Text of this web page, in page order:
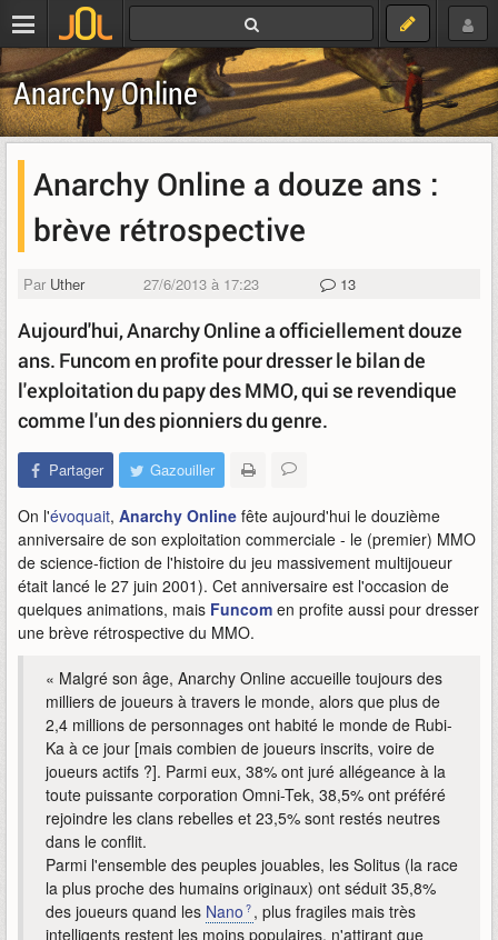
Anarchy Online
Anarchy Online a douze ans :
brève rétrospective
Par Uther 27/6/2013 à 17:23 13
Aujourd'hui, Anarchy Online a officiellement douze
ans. Funcom en profite pour dresser le bilan de
l'exploitation du papy des MMO, qui se revendique
comme l'un des pionniers du genre.
Partager Gazouiller
On l'évoquait, Anarchy Online fête aujourd'hui le douzième
anniversaire de son exploitation commerciale - le (premier) MMO
de science-fiction de l'histoire du jeu massivement multijoueur
était lancé le 27 juin 2001). Cet anniversaire est l'occasion de
quelques animations, mais Funcom en profite aussi pour dresser
une brève rétrospective du MMO.
« Malgré son âge, Anarchy Online accueille toujours des
milliers de joueurs à travers le monde, alors que plus de
2,4 millions de personnages ont habité le monde de Rubi-
Ka à ce jour [mais combien de joueurs inscrits, voire de
joueurs actifs ?]. Parmi eux, 38% ont juré allégeance à la
toute puissante corporation Omni-Tek, 38,5% ont préféré
rejoindre les clans rebelles et 23,5% sont restés neutres
dans le conflit.
Parmi l'ensemble des peuples jouables, les Solitus (la race
la plus proche des humains originaux) ont séduit 35,8%
des joueurs quand les Nano , plus fragiles mais très
intelligents restent les moins populaires, n'attirant que